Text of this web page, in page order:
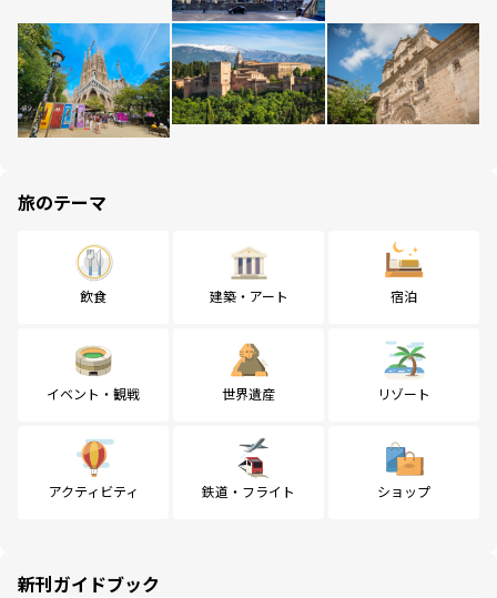
旅のテーマ
飲食 建築・アート 宿泊
イベント・観戦 世界遺産 リゾート
アクティビティ 鉄道・フライト ショップ
新刊ガイドブック